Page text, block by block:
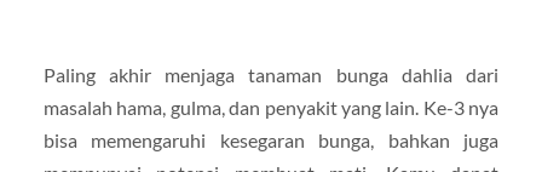
Paling akhir menjaga tanaman bunga dahlia dari
masalah hama, gulma, dan penyakit yang lain. Ke-3 nya
bisa memengaruhi kesegaran bunga, bahkan juga